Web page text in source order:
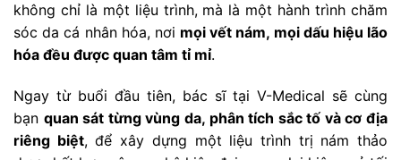
không chỉ là một liệu trình, mà là một hành trình chăm
sóc da cá nhân hóa, nơi mọi vết nám, mọi dấu hiệu lão
hóa đều được quan tâm tỉ mỉ.
Ngay từ buổi đầu tiên, bác sĩ tại V-Medical sẽ cùng
bạn quan sát từng vùng da, phân tích sắc tố và cơ địa
riêng biệt, để xây dựng một liệu trình trị nám thảo